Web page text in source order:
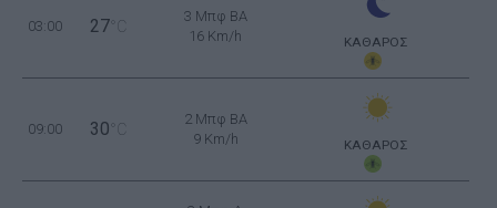
03:00 27 °C
3 Μπφ BA
16 Km/h
ΚΑΘΑΡΟΣ
09:00 30 °C
2 Μπφ BA
9 Km/h
ΚΑΘΑΡΟΣ